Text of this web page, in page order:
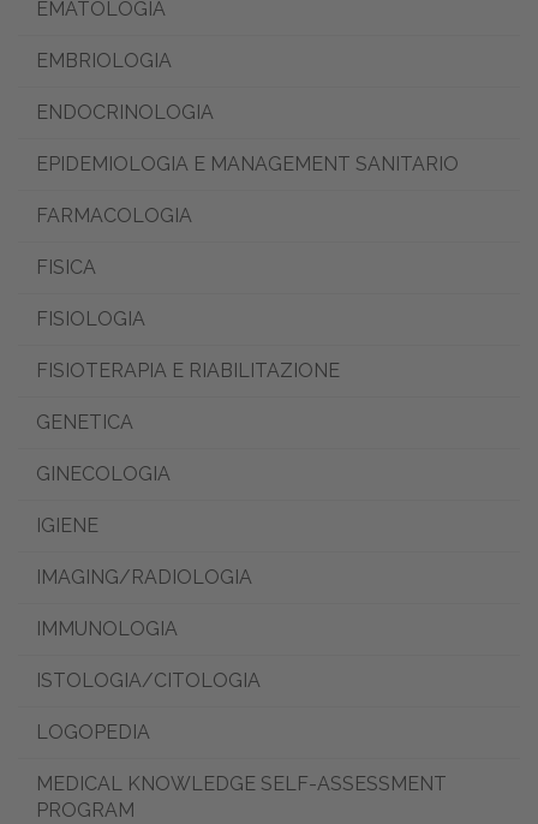
EMATOLOGIA
EMBRIOLOGIA
ENDOCRINOLOGIA
EPIDEMIOLOGIA E MANAGEMENT SANITARIO
FARMACOLOGIA
FISICA
FISIOLOGIA
FISIOTERAPIA E RIABILITAZIONE
GENETICA
GINECOLOGIA
IGIENE
IMAGING/RADIOLOGIA
IMMUNOLOGIA
ISTOLOGIA/CITOLOGIA
LOGOPEDIA
MEDICAL KNOWLEDGE SELF-ASSESSMENT
PROGRAM